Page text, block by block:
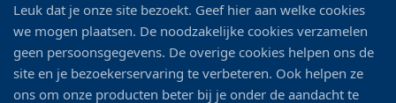
0546 - 622 990
06 - 11 19 81 42
Leuk dat je onze site bezoekt. Geef hier aan welke cookies
we mogen plaatsen. De noodzakelijke cookies verzamelen
geen persoonsgegevens. De overige cookies helpen ons de
site en je bezoekerservaring te verbeteren. Ook helpen ze
ons om onze producten beter bij je onder de aandacht te